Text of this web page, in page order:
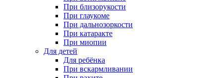
При близорукости
При глаукоме
При дальнозоркости
При катаракте
При миопии
Для детей
Для ребёнка
При вскармливании